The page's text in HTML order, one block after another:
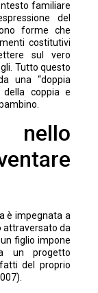
familiare
del
forme che
costitutivi
sul vero
Tutto questo
una “doppia
della coppia e
nello
è impegnata a
attraversato da
figlio impone
un progetto
del proprio